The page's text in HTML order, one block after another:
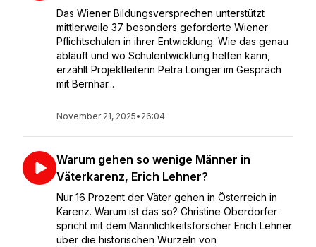
Das Wiener Bildungsversprechen unterstützt
mittlerweile 37 besonders geforderte Wiener
Pflichtschulen in ihrer Entwicklung. Wie das genau
abläuft und wo Schulentwicklung helfen kann,
erzählt Projektleiterin Petra Loinger im Gespräch
mit Bernhar...
November 21, 2025• 26:04
Warum gehen so wenige Männer in
Väterkarenz, Erich Lehner?
Nur 16 Prozent der Väter gehen in Österreich in
Karenz. Warum ist das so? Christine Oberdorfer
spricht mit dem Männlichkeitsforscher Erich Lehner
über die historischen Wurzeln von